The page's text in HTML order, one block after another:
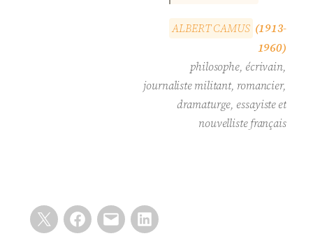
ALBERTCAMUS (1913-
1960)
philosophe, écrivain,
journaliste militant, romancier,
dramaturge, essayiste et
nouvelliste français